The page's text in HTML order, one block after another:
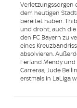
Verletzungssorgen
dem heutigen
bereitet haben.
und droht, auch die
den FC Bayern zu
eines
absolvieren.
Ferland Mendy und
Carreras, Jude
erstmals in LaLiga